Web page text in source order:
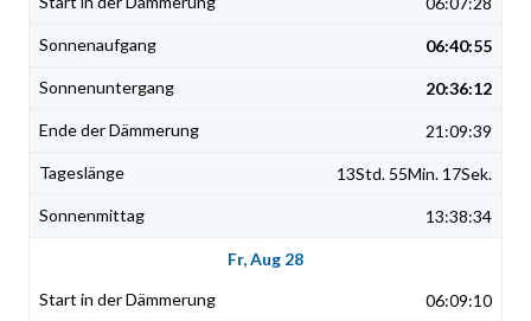
06:40:55
20:36:12
21:09:39
13Std. 55Min. 17Sek.
13:38:34
Fr, Aug 28
06:09:10